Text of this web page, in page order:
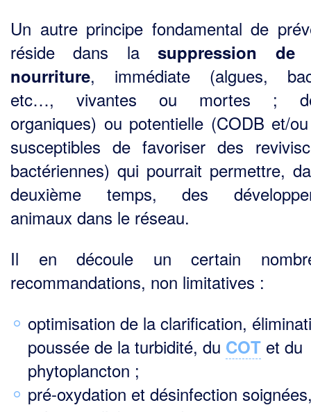
Un autre principe fondamental de
réside dans lasuppression de
nourriture, immédiate (algues,
etc…, vivantes ou mortes ;
organiques) ou potentielle (CODB et/
susceptibles de favoriser des
bactériennes) qui pourrait permettre,
deuxième temps, des
animaux dans le réseau.
Il en découle un certain
recommandations, non limitatives :
optimisation de la clarification,
poussée de la turbidité, du COT et du
phytoplancton ;
pré-oxydation et désinfection